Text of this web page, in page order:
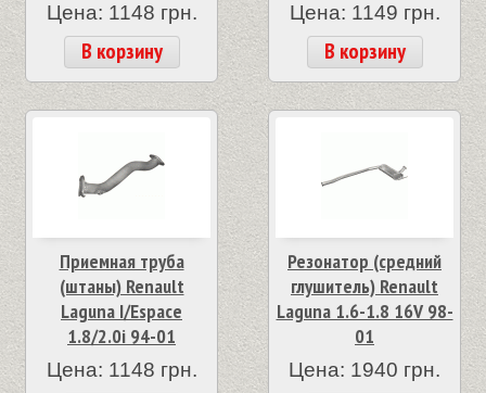
Цена: 1148 грн.
В корзину
Цена: 1149 грн.
В корзину
Приемная труба
(штаны) Renault
Laguna I/Espace
1.8/2.0i 94-01
Цена: 1148 грн.
Резонатор (средний
глушитель) Renault
Laguna 1.6-1.8 16V 98-
01
Цена: 1940 грн.